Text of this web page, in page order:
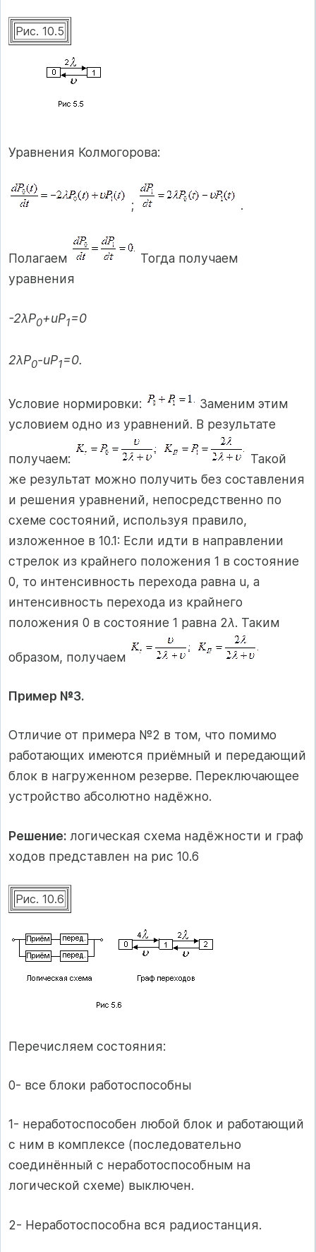
Рис. 10.5
Уравнения Колмогорова:
; .
Полагаем
Тогда получаем
уравнения
-2λP0+uP1=0
2λP0-uP1=0.
Условие нормировки:
Заменим этим
условием одно из уравнений. В результате
получаем:
Такой
же результат можно получить без составления
и решения уравнений, непосредственно по
схеме состояний, используя правило,
изложенное в 10.1: Если идти в направлении
стрелок из крайнего положения 1 в состояние
0, то интенсивность перехода равна u, а
интенсивность перехода из крайнего
положения 0 в состояние 1 равна 2λ. Таким
образом, получаем
Пример №3.
Отличие от примера №2 в том, что помимо
работающих имеются приёмный и передающий
блок в нагруженном резерве. Переключающее
устройство абсолютно надёжно.
Решение: логическая схема надёжности и граф
ходов представлен на рис 10.6
Рис. 10.6
Перечисляем состояния:
0- все блоки работоспособны
1- неработоспособен любой блок и работающий
с ним в комплексе (последовательно
соединённый с неработоспособным на
логической схеме) выключен.
2- Неработоспособна вся радиостанция.